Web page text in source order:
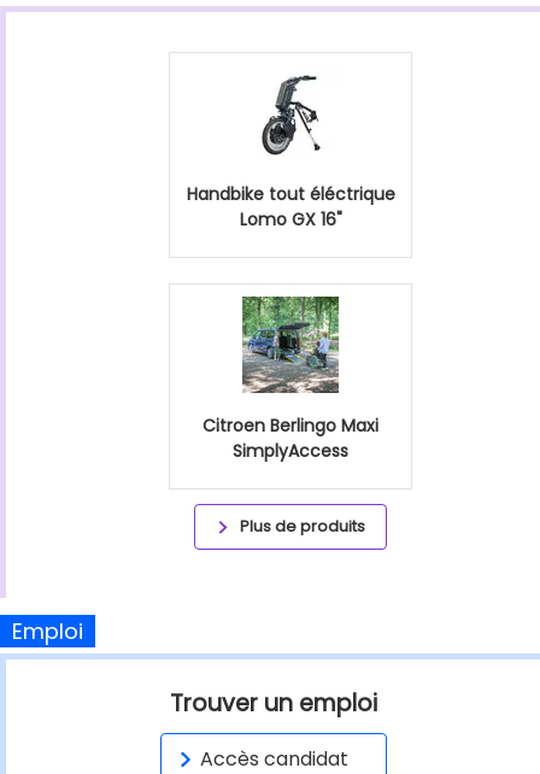
Handbike tout éléctrique
Lomo GX 16"
Citroen Berlingo Maxi
SimplyAccess
Plus de produits
Emploi
Trouver un emploi
Accès candidat